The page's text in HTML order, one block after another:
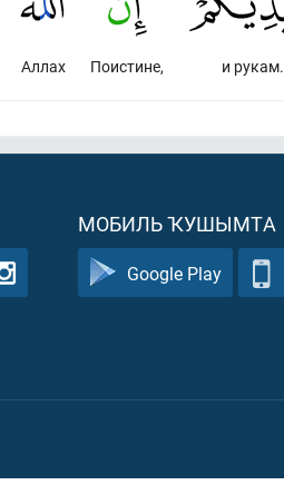
и рукам.
Поистине,
Аллах
МОБИЛЬ ҠУШЫМТА
Google Play